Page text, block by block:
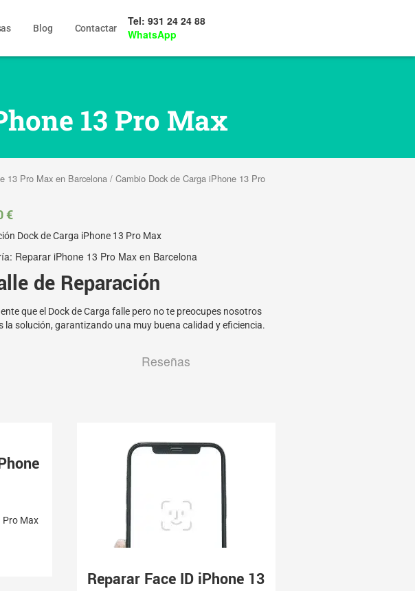
Blog Contactar
Tel: 931 24 24 88
WhatsApp
13 Pro Max
13 Pro Max en Barcelona / Cambio Dock de Carga iPhone 13 Pro
€
Dock de Carga iPhone 13 Pro Max
Reparar iPhone 13 Pro Max en Barcelona
de Reparación
que el Dock de Carga falle pero no te preocupes nosotros
la solución, garantizando una muy buena calidad y eficiencia.
Reseñas
Pro Max
Reparar Face ID iPhone 13